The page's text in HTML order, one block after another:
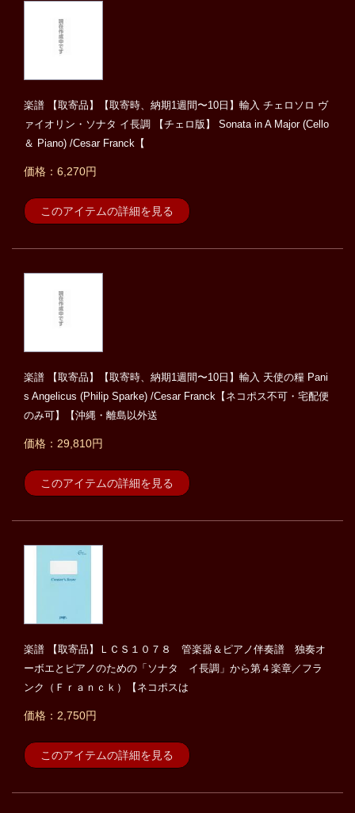
楽譜 【取寄品】【取寄時、納期1週間〜10日】輸入 チェロソロ ヴ
ァイオリン・ソナタ イ長調 【チェロ版】 Sonata in A Major (Cello
＆ Piano) /Cesar Franck【
価格：6,270円
このアイテムの詳細を見る
楽譜 【取寄品】【取寄時、納期1週間〜10日】輸入 天使の糧 Pani
s Angelicus (Philip Sparke) /Cesar Franck【ネコポス不可・宅配便
のみ可】【沖縄・離島以外送
価格：29,810円
このアイテムの詳細を見る
楽譜 【取寄品】ＬＣＳ１０７８ 管楽器＆ピアノ伴奏譜 独奏オ
ーボエとピアノのための「ソナタ イ長調」から第４楽章／フラ
ンク（Ｆｒａｎｃｋ）【ネコポスは
価格：2,750円
このアイテムの詳細を見る